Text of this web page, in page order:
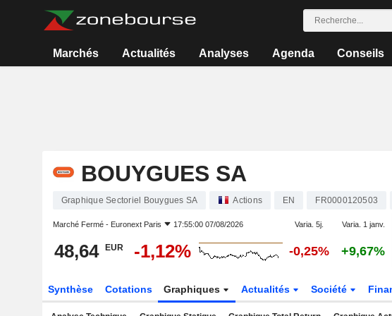
Marchés Actualités Analyses Agenda Conseils
BOUYGUES SA
Graphique Sectoriel Bouygues SA Actions EN FR0000120503
Marché Fermé - Euronext Paris 17:55:00 07/08/2026 Varia. 5j. Varia. 1 janv.
48,64 EUR -1,12% -0,25% +9,67%
Synthèse Cotations Graphiques Actualités Société